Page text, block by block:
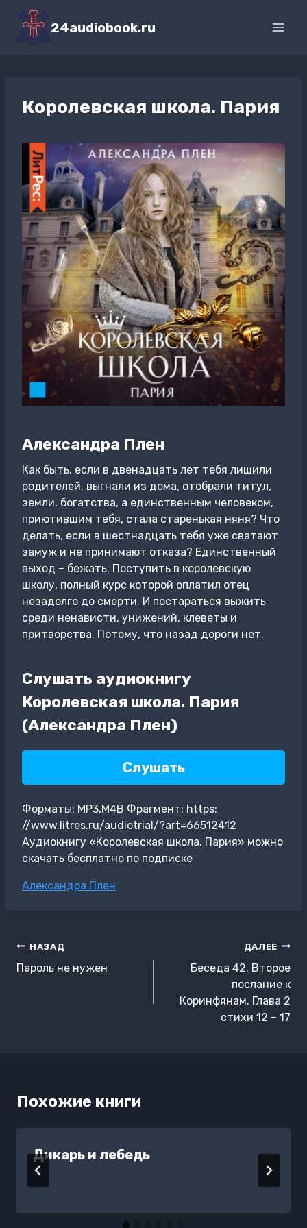
Перейти
содержимому
24audiobook.ru
Королевская школа. Пария
Александра Плен
Как быть, если в двенадцать лет тебя лишили
родителей, выгнали из дома, отобрали титул,
земли, богатства, а единственным человеком,
приютившим тебя, стала старенькая няня? Что
делать, если в шестнадцать тебя уже сватают
замуж и не принимают отказа? Единственный
выход – бежать. Поступить в королевскую
школу, полный курс которой оплатил отец
незадолго до смерти. И постараться выжить
среди ненависти, унижений, клеветы и
притворства. Потому, что назад дороги нет.
Слушать аудиокнигу
Королевская школа. Пария
(Александра Плен)
Слушать
Форматы: MP3,M4B Фрагмент: https:
//www.litres.ru/audiotrial/?art=66512412
Аудиокнигу «Королевская школа. Пария» можно
скачать бесплатно по подписке
Метки
Александра Плен
Навигация
по
НАЗАД
Пароль не нужен
ДАЛЕЕ
Беседа 42. Второе
послание к
Коринфянам. Глава 2
стихи 12 – 17
Похожие книги
Дикарь и лебедь